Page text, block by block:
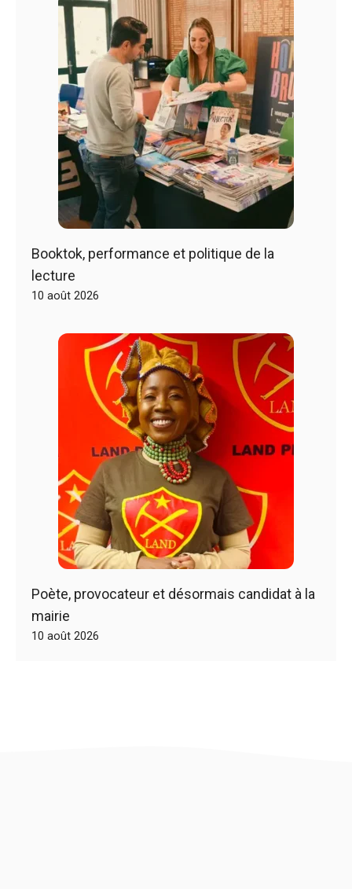
Booktok, performance et politique de la
lecture
10 août 2026
Poète, provocateur et désormais candidat à la
mairie
10 août 2026